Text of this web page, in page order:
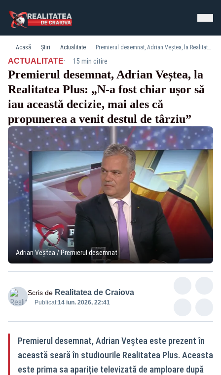
Acasă Știri Actualitate Premierul desemnat, Adrian Veștea, la Realitatea Plus: „N-a fost chiar ușor să iau această decizie, mai ales că propunerea a venit destul de târziu”
ACTUALITATE· 15 min citire
Premierul desemnat, Adrian Veștea, la
Realitatea Plus: „N-a fost chiar ușor să
iau această decizie, mai ales că
propunerea a venit destul de târziu”
Adrian Veștea / Premierul desemnat
Scris de Realitatea de Craiova
Publicat:14 iun. 2026, 22:41
Premierul desemnat, Adrian Veștea este prezent în
această seară în studiourile Realitatea Plus. Aceasta
este prima sa apariție televizată de amploare după